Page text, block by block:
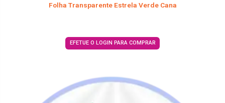
Folha Transparente Estrela Verde Cana
EFETUE O LOGIN PARA COMPRAR